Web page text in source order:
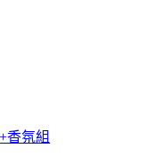
香氛組